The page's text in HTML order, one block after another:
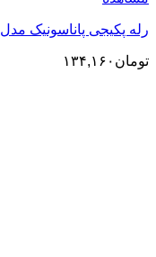
رله پکیجی پاناسونیک مدل ALDP105 دارای 5 ولت 4 پین 5 آمپر
تومان ۱۳۴,۱۶۰